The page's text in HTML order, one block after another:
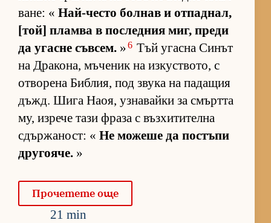
ва­не: « Най-често бол­нав и от­пад­нал,
[той] пламва в пос­лед­ния миг, преди
да угасне съв­сем. »6 Тъй угасна Си­нът
на Дра­ко­на, мъ­че­ник на из­кус­т­во­то, с
от­во­рена Биб­лия, под звука на па­да­щия
дъжд. Шига На­оя, уз­на­вайки за смъртта
му, из­рече тази фраза с въз­хи­ти­телна
сдър­жа­ност: « Не мо­жеше да пос­тъпи
дру­го­я­че. »
Про­че­тете още
21 min